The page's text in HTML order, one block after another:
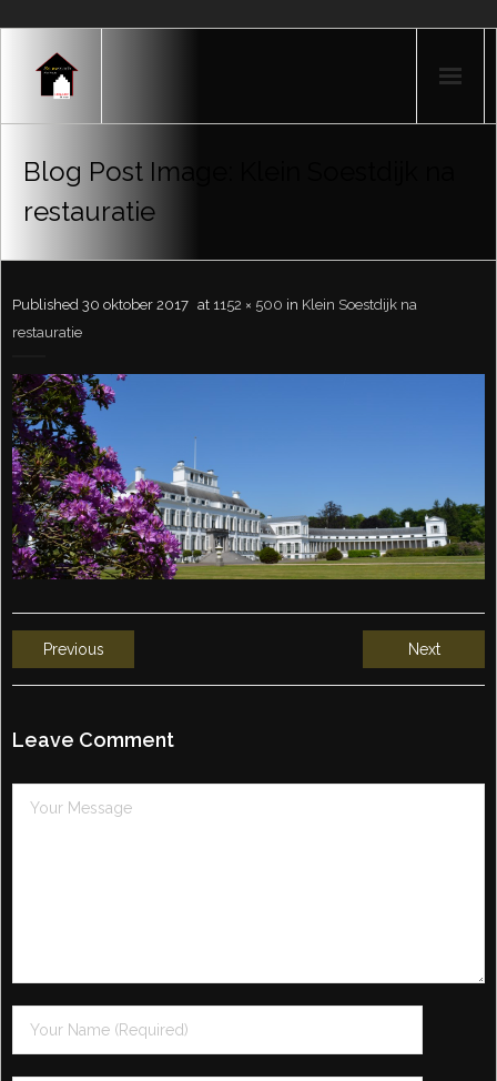
Over mij
Contact
Blog Post Image:
restauratie
Published 30 oktober 2017 at 1152 × 500 in Klein Soestdijk na
restauratie
Previous Next
Leave Comment